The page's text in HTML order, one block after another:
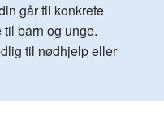
går til konkrete
barn og unge.
til nødhjelp eller